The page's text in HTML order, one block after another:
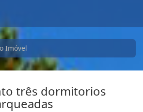
Imóvel
três dormitorios